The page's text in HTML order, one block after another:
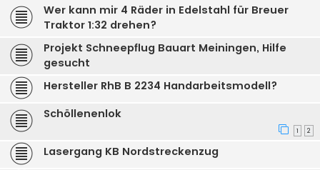
Wer kann mir 4 Räder in Edelstahl für Breuer
Traktor 1:32 drehen?
Projekt Schneepflug Bauart Meiningen, Hilfe
gesucht
Hersteller RhB B 2234 Handarbeitsmodell?
Schöllenenlok
1 2
Lasergang KB Nordstreckenzug